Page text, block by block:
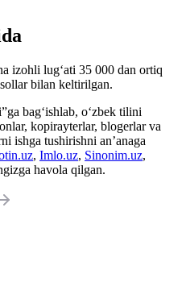
izohli lug‘ati 35 000 dan ortiq
bilan keltirilgan.
bag‘ishlab, o‘zbek tilini
kopirayterlar, blogerlar va
ishga tushirishni an’anaga
, Imlo.uz, Sinonim.uz,
havola qilgan.